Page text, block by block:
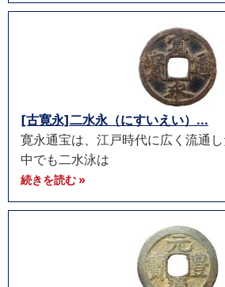
[古寛永]二水永（にすいえい）...
寛永通宝は、江戸時代に広く流通
中でも二水泳は
続きを読む »